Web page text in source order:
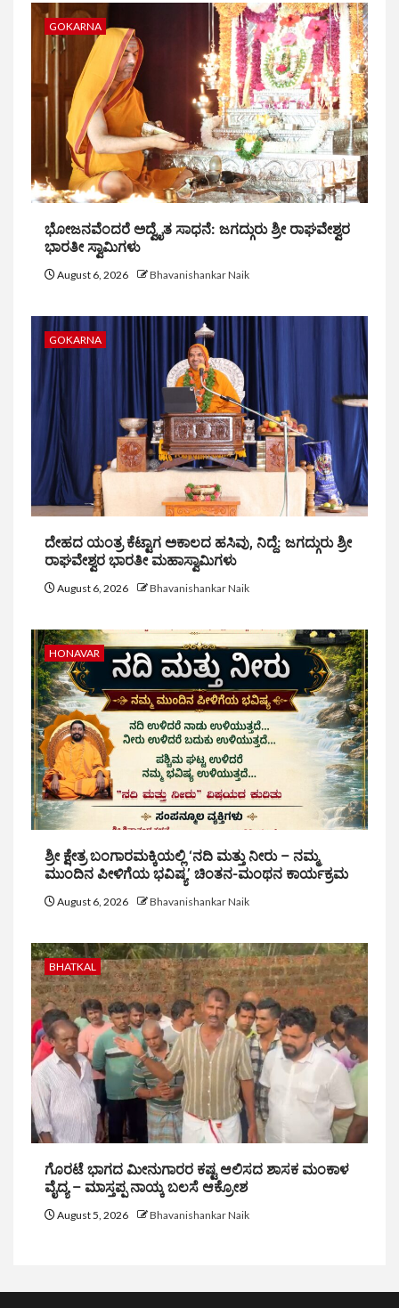
GOKARNA
ಭೋಜನವೆಂದರೆ ಅದ್ವೈತ ಸಾಧನೆ: ಜಗದ್ಗುರು ಶ್ರೀ ರಾಘವೇಶ್ವರ
ಭಾರತೀ ಸ್ವಾಮಿಗಳು
August 6, 2026 Bhavanishankar Naik
GOKARNA
ದೇಹದ ಯಂತ್ರ ಕೆಟ್ಟಾಗ ಅಕಾಲದ ಹಸಿವು, ನಿದ್ದೆ: ಜಗದ್ಗುರು ಶ್ರೀ
ರಾಘವೇಶ್ವರ ಭಾರತೀ ಮಹಾಸ್ವಾಮಿಗಳು
August 6, 2026 Bhavanishankar Naik
HONAVAR
ಶ್ರೀ ಕ್ಷೇತ್ರ ಬಂಗಾರಮಕ್ಕಿಯಲ್ಲಿ ‘ನದಿ ಮತ್ತು ನೀರು – ನಮ್ಮ
ಮುಂದಿನ ಪೀಳಿಗೆಯ ಭವಿಷ್ಯ’ ಚಿಂತನ-ಮಂಥನ ಕಾರ್ಯಕ್ರಮ
August 6, 2026 Bhavanishankar Naik
BHATKAL
ಗೊರಟೆ ಭಾಗದ ಮೀನುಗಾರರ ಕಷ್ಟ ಆಲಿಸದ ಶಾಸಕ ಮಂಕಾಳ
ವೈದ್ಯ – ಮಾಸ್ತಪ್ಪ ನಾಯ್ಕ ಬಲಸೆ ಆಕ್ರೋಶ
August 5, 2026 Bhavanishankar Naik